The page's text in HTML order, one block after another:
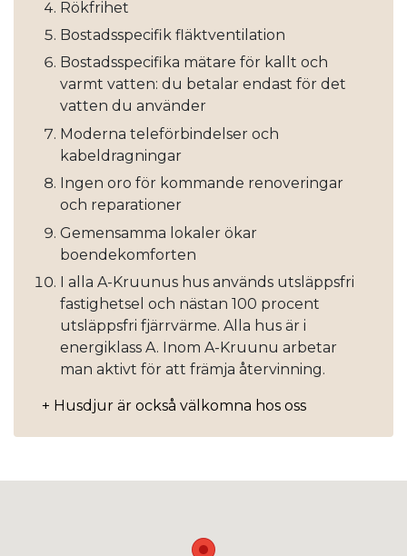
Rökfrihet
Bostadsspecifik fläktventilation
Bostadsspecifika mätare för kallt och
varmt vatten: du betalar endast för det
vatten du använder
Moderna teleförbindelser och
kabeldragningar
Ingen oro för kommande renoveringar
och reparationer
Gemensamma lokaler ökar
boendekomforten
I alla A-Kruunus hus används utsläppsfri
fastighetsel och nästan 100 procent
utsläppsfri fjärrvärme. Alla hus är i
energiklass A. Inom A-Kruunu arbetar
man aktivt för att främja återvinning.
+ Husdjur är också välkomna hos oss